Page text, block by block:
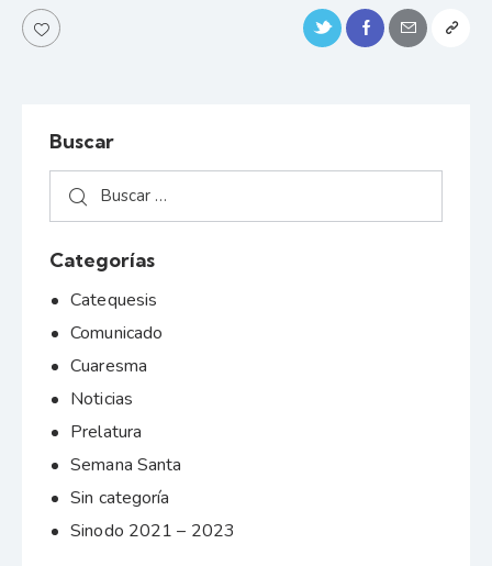
Buscar
Categorías
Catequesis
Comunicado
Cuaresma
Noticias
Prelatura
Semana Santa
Sin categoría
Sinodo 2021 – 2023